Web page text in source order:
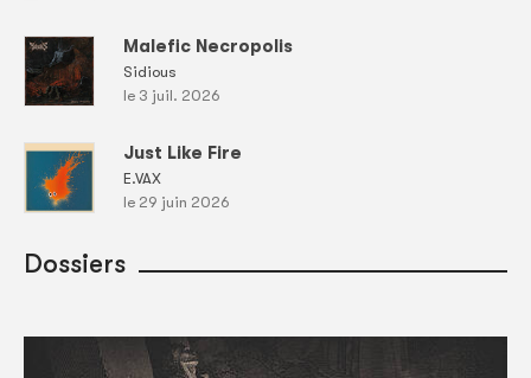
Malefic Necropolis
Sidious
le 3 juil. 2026
Just Like Fire
E.VAX
le 29 juin 2026
Dossiers